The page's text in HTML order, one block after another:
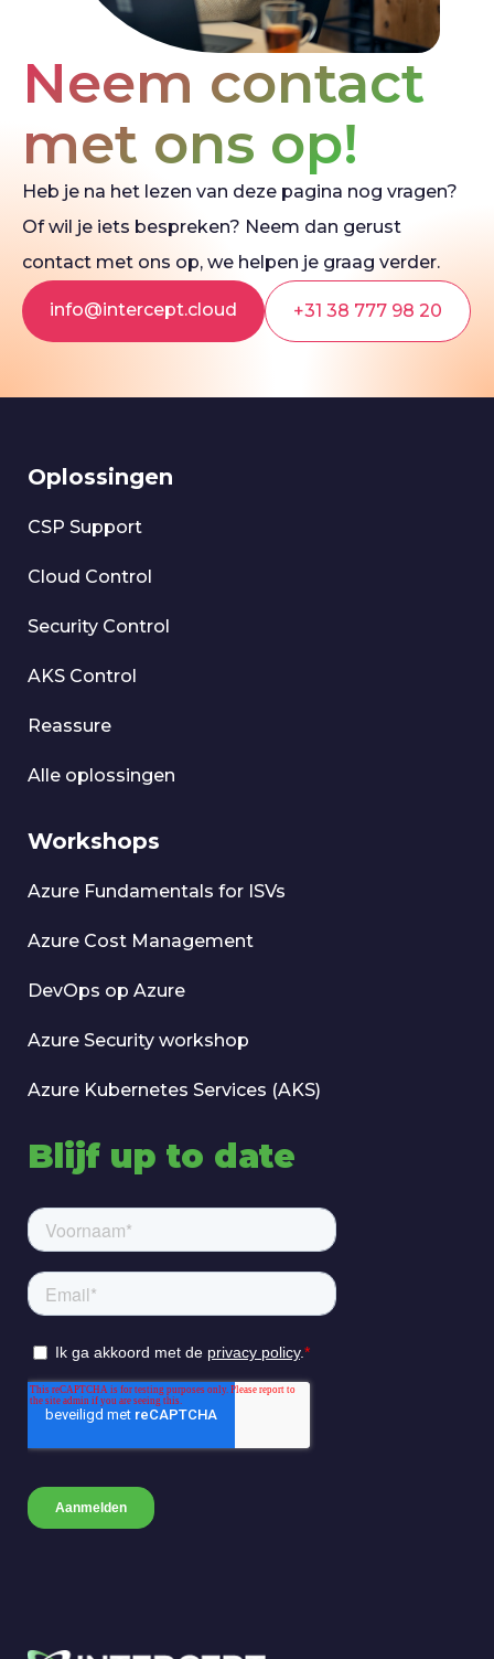
Neem contact
met ons op!
Heb je na het lezen van deze pagina nog vragen?
Of wil je iets bespreken? Neem dan gerust
contact met ons op, we helpen je graag verder.
info@intercept.cloud +31 38 777 98 20
Oplossingen
CSP Support
Cloud Control
Security Control
AKS Control
Reassure
Alle oplossingen
Workshops
Azure Fundamentals for ISVs
Azure Cost Management
DevOps op Azure
Azure Security workshop
Azure Kubernetes Services (AKS)
Blijf up to date